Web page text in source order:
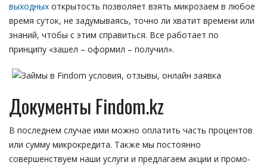
выходных открытость позволяет взять микрозаем в любое
время суток, не задумываясь, точно ли хватит времени или
знаний, чтобы с этим справиться. Все работает по
принципу «зашел – оформил – получил».
Документы Findom.kz
В последнем случае ими можно оплатить часть процентов
или сумму микрокредита. Также мы постоянно
совершенствуем наши услуги и предлагаем акции и промо-